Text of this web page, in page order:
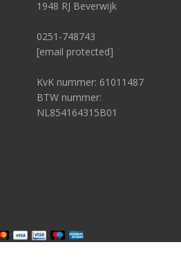
1948 RJ Beverwijk
0251-748743
[email protected]
KvK nummer: 61011487
BTW nummer:
NL854164315B01